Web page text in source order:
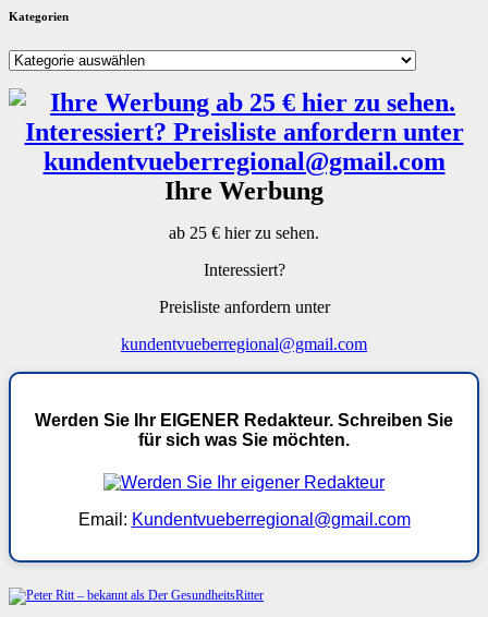
Kategorien
Kategorien
Ihre Werbung
ab 25 € hier zu sehen.
Interessiert?
Preisliste anfordern unter
kundentvueberregional@gmail.com
Werden Sie Ihr EIGENER Redakteur. Schreiben Sie
für sich was Sie möchten.
Email: Kundentvueberregional@gmail.com